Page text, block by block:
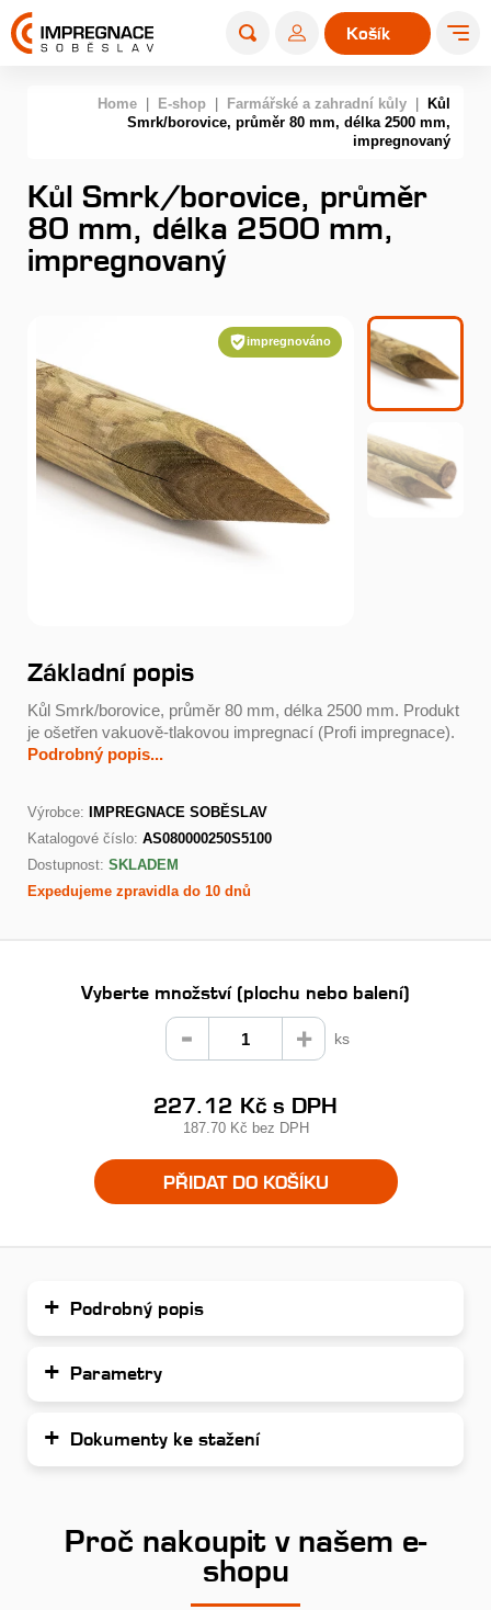
0
Košík
Home E-shop Farmářské a zahradní kůly
Kůl
Smrk/borovice, průměr 80 mm, délka 2500 mm,
impregnovaný
Kůl Smrk/borovice, průměr
80 mm, délka 2500 mm,
impregnovaný
impregnováno
Základní popis
Kůl Smrk/borovice, průměr 80 mm, délka 2500 mm. Produkt
je ošetřen vakuově-tlakovou impregnací (Profi impregnace).
Podrobný popis...
Výrobce:
IMPREGNACE SOBĚSLAV
Katalogové číslo: AS080000250S5100
Dostupnost: SKLADEM
Expedujeme zpravidla do 10 dnů
Vyberte množství (plochu nebo balení)
ks
227.12 Kč s DPH
187.70 Kč bez DPH
PŘIDAT DO KOŠÍKU
Podrobný popis
Parametry
Dokumenty ke stažení
Proč nakoupit v našem e-
shopu